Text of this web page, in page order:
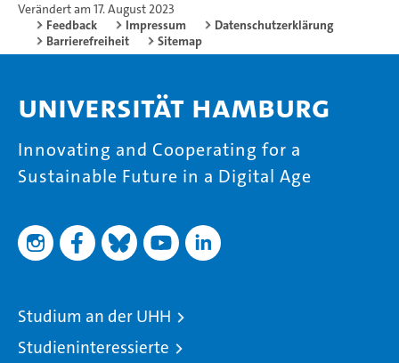
Verändert am 17. August 2023
Feedback
Impressum
Datenschutzerklärung
Barrierefreiheit
Sitemap
Universität Hamburg
Innovating and Cooperating for a
Sustainable Future in a Digital Age
Studium an der UHH
Studieninteressierte